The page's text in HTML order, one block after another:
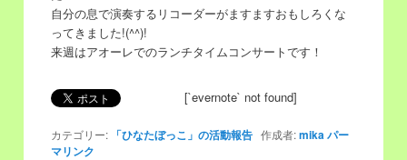
へ
動
移
自分の息で演奏するリコーダーがますますおもしろくな
ってきました!(^^)!
来週はアオーレでのランチタイムコンサートです！
[`evernote` not found]
カテゴリー: 「ひなたぼっこ」の活動報告 作成者:mikaパー
マリンク